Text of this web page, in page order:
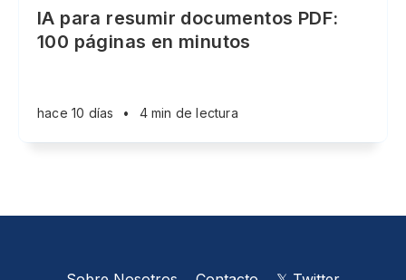
IA para resumir documentos PDF:
100 páginas en minutos
hace 10 días • 4 min de lectura